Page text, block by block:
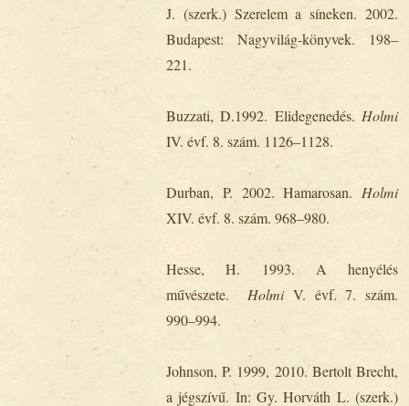
J. (szerk.) Szerelem a síneken. 2002.
Budapest: Nagyvilág-könyvek. 198‒
221.
Buzzati, D.1992. Elidegenedés. Holmi
IV. évf. 8. szám. 1126‒1128.
Durban, P. 2002. Hamarosan. Holmi
XIV. évf. 8. szám. 968‒980.
Hesse, H. 1993. A henyélés
művészete. HolmiV. évf. 7. szám.
990‒994.
Johnson, P. 1999, 2010. Bertolt Brecht,
a jégszívű. In: Gy. Horváth L. (szerk.)